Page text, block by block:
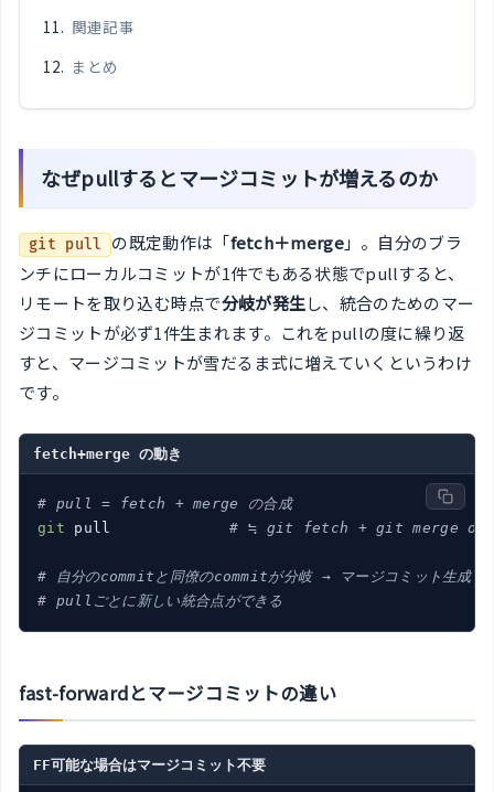
関連記事
まとめ
なぜpullするとマージコミットが増えるのか
git pull の既定動作は「fetch＋merge」。自分のブラ
ンチにローカルコミットが1件でもある状態でpullすると、
リモートを取り込む時点で分岐が発生し、統合のためのマー
ジコミットが必ず1件生まれます。これをpullの度に繰り返
すと、マージコミットが雪だるま式に増えていくというわけ
です。
fetch+merge の動き
# pull = fetch + merge の合成
git pull # ≒ git fetch + git merge
# 自分のcommitと同僚のcommitが分岐 → マージコミット生成
# pullごとに新しい統合点ができる
fast-forwardとマージコミットの違い
FF可能な場合はマージコミット不要